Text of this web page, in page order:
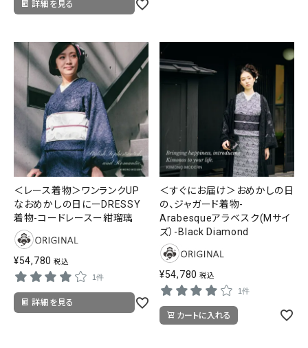
詳細を見る
＜レース着物＞ワンランクUP
なおめかしの日にーDRESSY
着物-コードレースー紺瑠璃
¥54,780 税込
1件
詳細を見る
＜すぐにお届け＞おめかしの日
の、ジャガード着物-
Arabesqueアラベスク(Mサイ
ズ）-Black Diamond
¥54,780 税込
1件
カートに入れる